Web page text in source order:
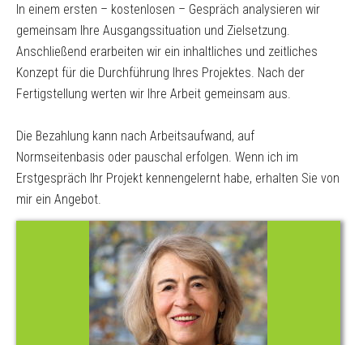
Aktuelles
In einem ersten – kostenlosen – Gespräch analysieren wir
gemeinsam Ihre Ausgangssituation und Zielsetzung.
Anschließend erarbeiten wir ein inhaltliches und zeitliches
Konzept für die Durchführung Ihres Projektes. Nach der
Fertigstellung werten wir Ihre Arbeit gemeinsam aus.
Die Bezahlung kann nach Arbeitsaufwand, auf
Normseitenbasis oder pauschal erfolgen. Wenn ich im
Erstgespräch Ihr Projekt kennengelernt habe, erhalten Sie von
mir ein Angebot.